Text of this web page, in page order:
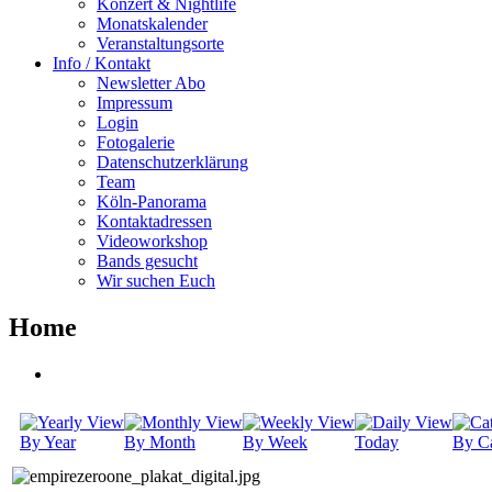
Konzert & Nightlife
Monatskalender
Veranstaltungsorte
Info / Kontakt
Newsletter Abo
Impressum
Login
Fotogalerie
Datenschutzerklärung
Team
Köln-Panorama
Kontaktadressen
Videoworkshop
Bands gesucht
Wir suchen Euch
Home
By Year By Month By Week Today By